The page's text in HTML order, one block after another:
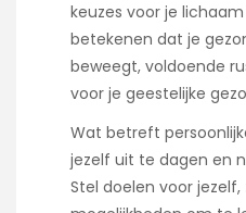
keuzes voor je
betekenen dat je
beweegt, voldoende
voor je geestelijke
Wat betreft
jezelf uit te dagen en
Stel doelen voor jezelf,